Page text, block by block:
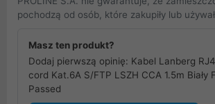
pochodzą od osób, które zakupiły lub
Masz ten produkt?
Dodaj pierwszą opinię: Kabel Lanberg
cord Kat.6A S/FTP LSZH CCA 1.5m Biały
Passed